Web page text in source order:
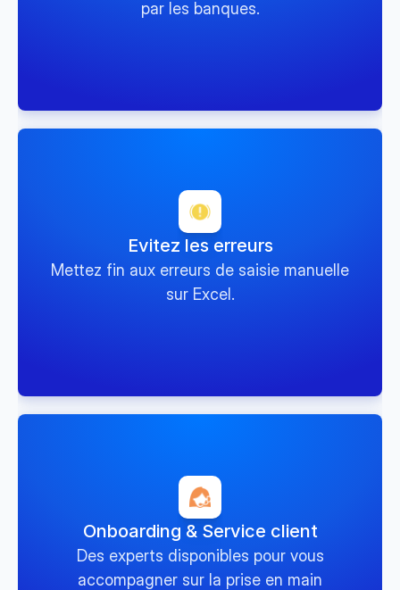
par les banques.
Evitez les erreurs
Mettez fin aux erreurs de saisie manuelle
sur Excel.
Onboarding & Service client
Des experts disponibles pour vous
accompagner sur la prise en main